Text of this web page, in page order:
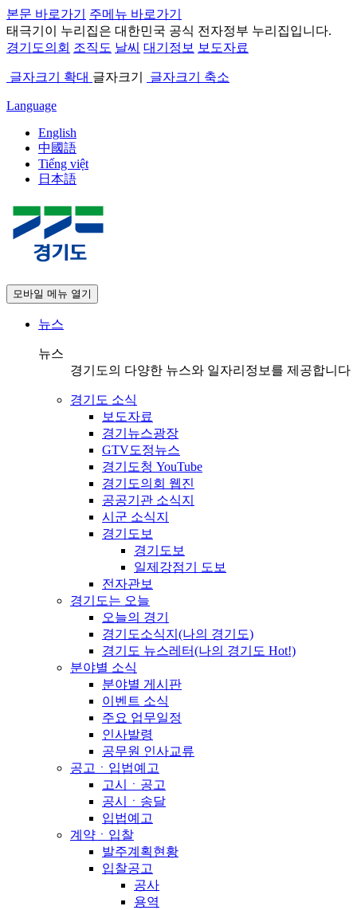
본문 바로가기
주메뉴 바로가기
태극기 이 누리집은 대한민국 공식 전자정부 누리집입니다.
경기도의회 조직도 날씨 대기정보 보도자료
글자크기 확대 글자크기 글자크기 축소
Language
English
中國語
Tiếng việt
日本語
모바일 메뉴 열기
뉴스
뉴스
경기도의 다양한 뉴스와 일자리정보를 제공합니다
경기도 소식
보도자료
경기뉴스광장
GTV도정뉴스
경기도청 YouTube
경기도의회 웹진
공공기관 소식지
시군 소식지
경기도보
경기도보
일제강점기 도보
전자관보
경기도는 오늘
오늘의 경기
경기도소식지(나의 경기도)
경기도 뉴스레터(나의 경기도 Hot!)
분야별 소식
분야별 게시판
이벤트 소식
주요 업무일정
인사발령
공무원 인사교류
공고ㆍ입법예고
고시ㆍ공고
공시ㆍ송달
입법예고
계약ㆍ입찰
발주계획현황
입찰공고
공사
용역